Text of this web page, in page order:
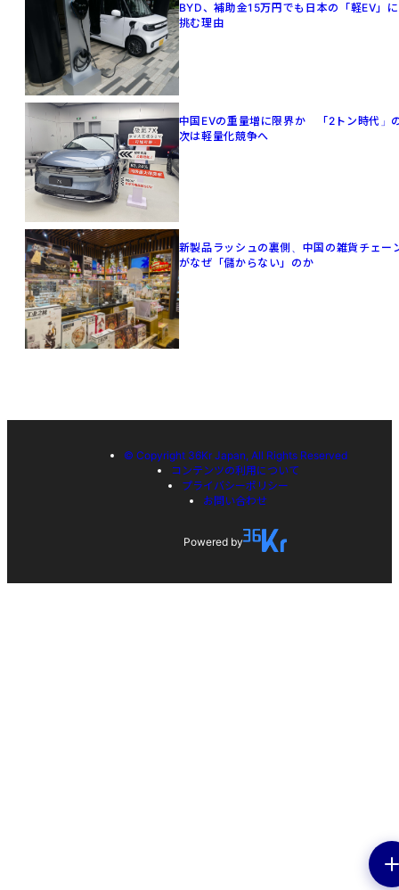
BYD、補助金15万円でも日本の「軽EV」に
挑む理由
中国EVの重量増に限界か 「2トン時代」
次は軽量化競争へ
新製品ラッシュの裏側、中国の雑貨チェー
がなぜ「儲からない」のか
© Copyright 36Kr Japan, All Rights Reserved
コンテンツの利用について
プライバシーポリシー
お問い合わせ
Powered by